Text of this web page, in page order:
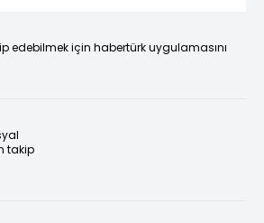
edebilmek için habertürk uygulamasını
takip